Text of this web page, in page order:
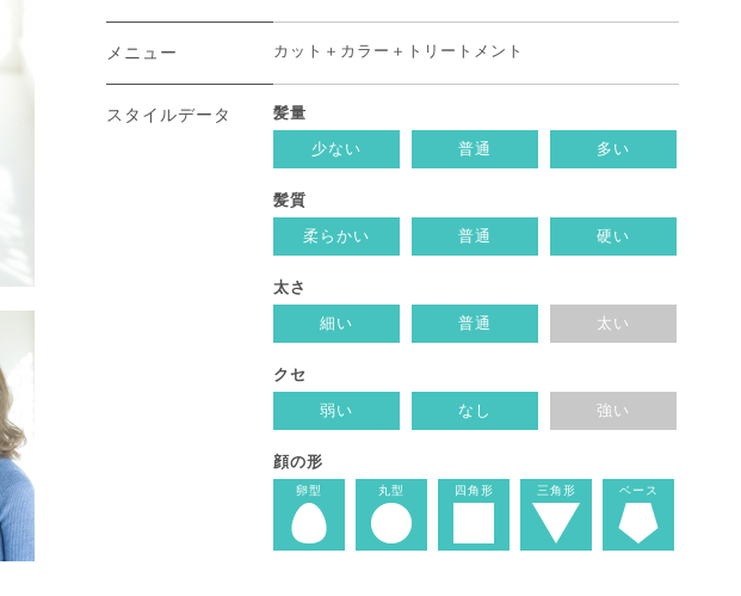
メニュー カット＋カラー＋トリートメント
スタイルデータ
髪量
少ない
普通 多い
髪質
柔らかい
普通 硬い
太さ
細い
普通 太い
クセ
弱い
なし 強い
顔の形
卵型 丸型 四角形 三角形 ベース